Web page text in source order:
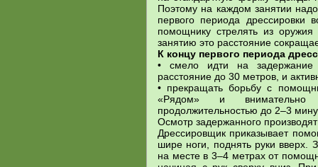
Поэтому на каждом занятии
первого периода дрессировки
помощнику стрелять из
занятию это расстояние
К концу первого периода
• смело идти на задержание
расстояние до 30 метров, и
• прекращать борьбу с
«Рядом» и внимательно
продолжительностью до 2–3
Осмотр задержанного
Дрессировщик приказывает
шире ноги, поднять руки вверх.
на месте в 3–4 метрах от